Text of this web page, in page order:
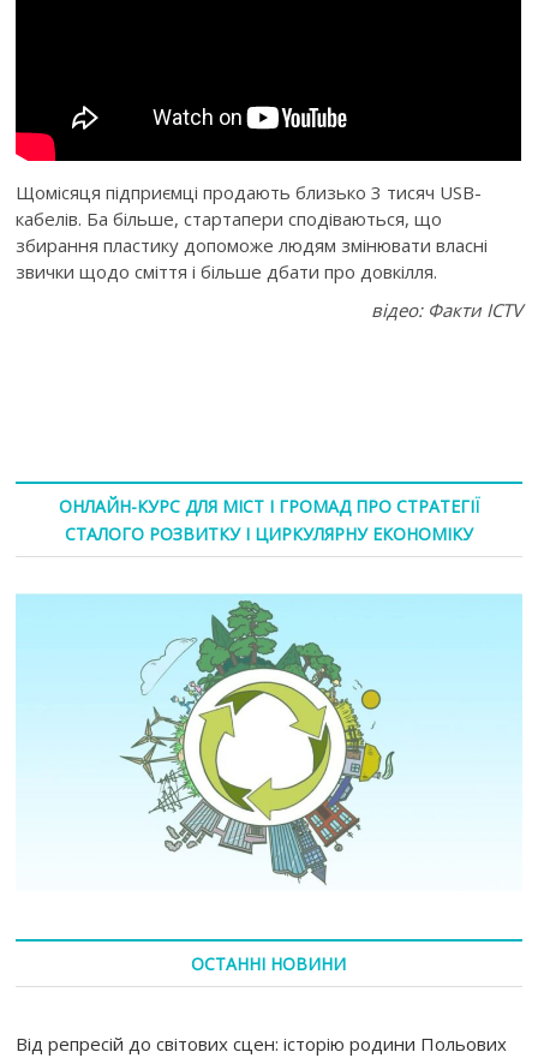
Щомісяця підприємці продають близько 3 тисяч USB-
кабелів. Ба більше, стартапери сподіваються, що
збирання пластику допоможе людям змінювати власні
звички щодо сміття і більше дбати про довкілля.
відео: Факти ICTV
ОНЛАЙН-КУРС ДЛЯ МІСТ І ГРОМАД ПРО СТРАТЕГІЇ
СТАЛОГО РОЗВИТКУ І ЦИРКУЛЯРНУ ЕКОНОМІКУ
ОСТАННІ НОВИНИ
Від репресій до світових сцен: історію родини Польових